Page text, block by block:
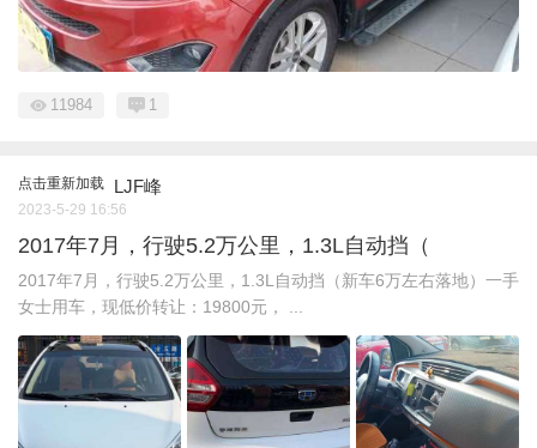
11984 1
点击重新加载 LJF峰
2023-5-29 16:56
2017年7月，行驶5.2万公里，1.3L自动挡（
2017年7月，行驶5.2万公里，1.3L自动挡（新车6万左右落地）一手
女士用车，现低价转让：19800元， ...